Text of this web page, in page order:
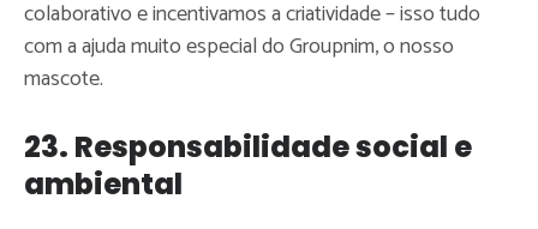
colaborativo e incentivamos a criatividade – isso tudo
com a ajuda muito especial do Groupnim, o nosso
mascote.
23. Responsabilidade social e
ambiental